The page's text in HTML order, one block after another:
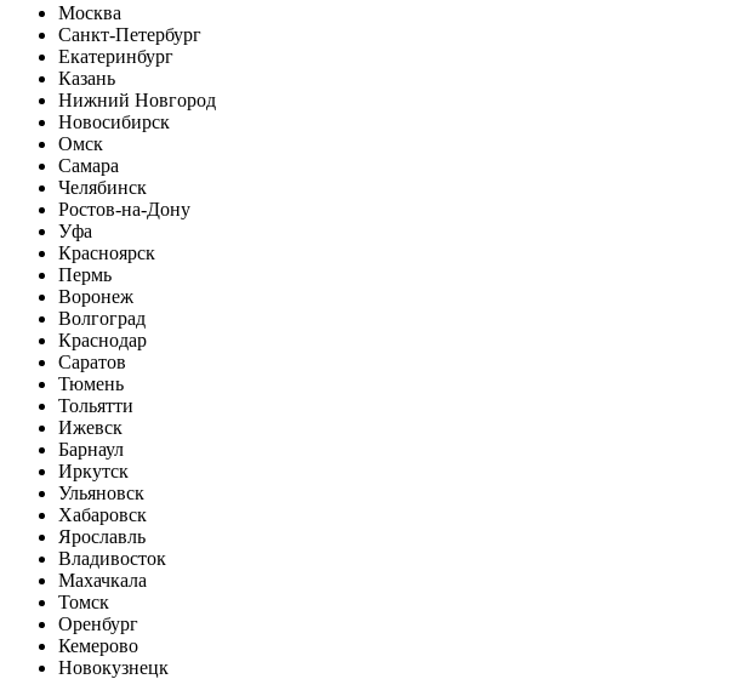
Москва
Санкт-Петербург
Екатеринбург
Казань
Нижний Новгород
Новосибирск
Омск
Самара
Челябинск
Ростов-на-Дону
Уфа
Красноярск
Пермь
Воронеж
Волгоград
Краснодар
Саратов
Тюмень
Тольятти
Ижевск
Барнаул
Иркутск
Ульяновск
Хабаровск
Ярославль
Владивосток
Махачкала
Томск
Оренбург
Кемерово
Новокузнецк